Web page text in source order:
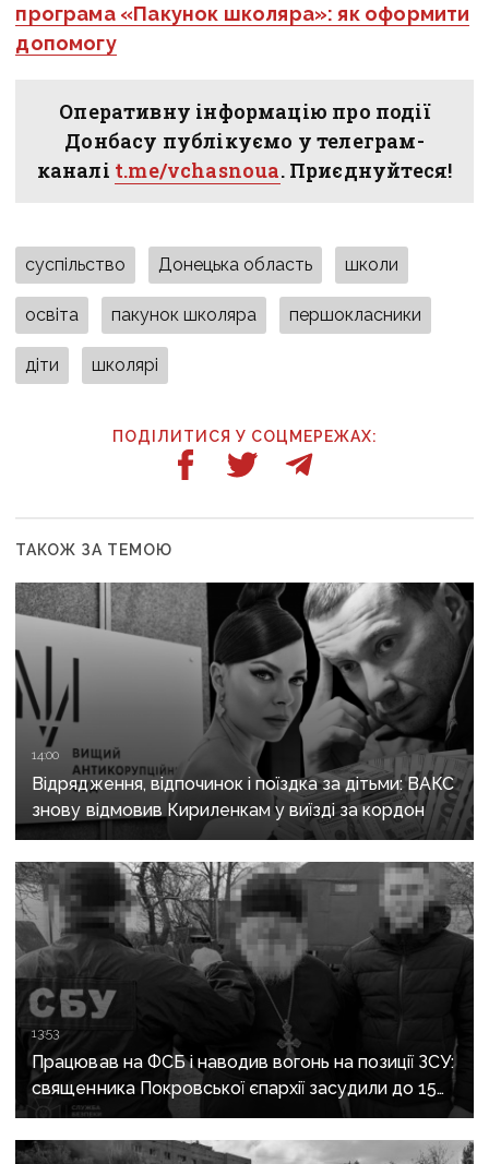
програма «Пакунок школяра»: як оформити
допомогу
Оперативну інформацію про події
Донбасу публікуємо у телеграм-
каналі t.me/vchasnoua. Приєднуйтеся!
суспільство Донецька область школи
освіта пакунок школяра першокласники
діти школярі
ПОДІЛИТИСЯ У СОЦМЕРЕЖАХ:
ТАКОЖ ЗА ТЕМОЮ
14:00
Відрядження, відпочинок і поїздка за дітьми: ВАКС
знову відмовив Кириленкам у виїзді за кордон
13:53
Працював на ФСБ і наводив вогонь на позиції ЗСУ:
священника Покровської єпархії засудили до 15
років